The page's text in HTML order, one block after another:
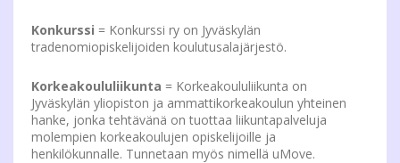
Konkurssi = Konkurssi ry on Jyväskylän
tradenomiopiskelijoiden koulutusalajärjestö.
Korkeakoululiikunta = Korkeakoululiikunta on
Jyväskylän yliopiston ja ammattikorkeakoulun yhteinen
hanke, jonka tehtävänä on tuottaa liikuntapalveluja
molempien korkeakoulujen opiskelijoille ja
henkilökunnalle. Tunnetaan myös nimellä uMove.